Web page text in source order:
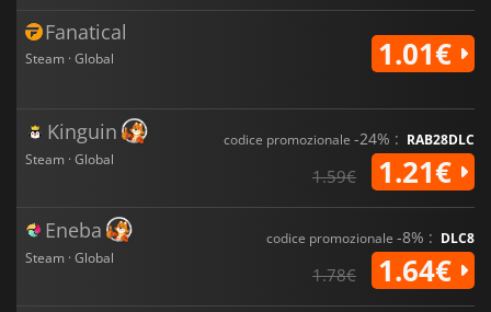
Fanatical
Steam · Global 1.01€
Kinguin
Steam · Global
codice promozionale -24% : RAB28DLC
1.59€ 1.21€
Eneba
Steam · Global
codice promozionale -8% : DLC8
1.78€ 1.64€